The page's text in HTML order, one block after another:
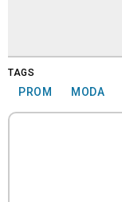
TAGS
PROM MODA